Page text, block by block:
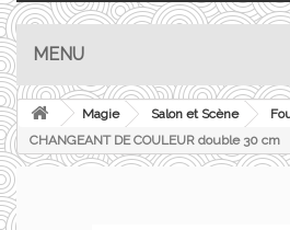
MENU
Magie Salon et Scène
CHANGEANT DE COULEUR double 30 cm